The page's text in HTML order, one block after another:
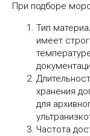
При подборе
Тип
имеет
хранения
для
Частота